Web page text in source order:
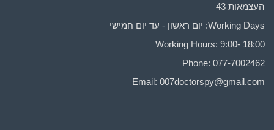
העצמאות 43
Working Days: יום ראשון - עד יום חמישי
Working Hours: 9:00- 18:00
Phone: 077-7002462
Email: 007doctorspy@gmail.com